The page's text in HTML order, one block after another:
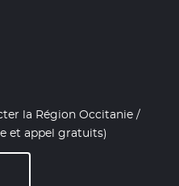
la Région Occitanie /
et appel gratuits)